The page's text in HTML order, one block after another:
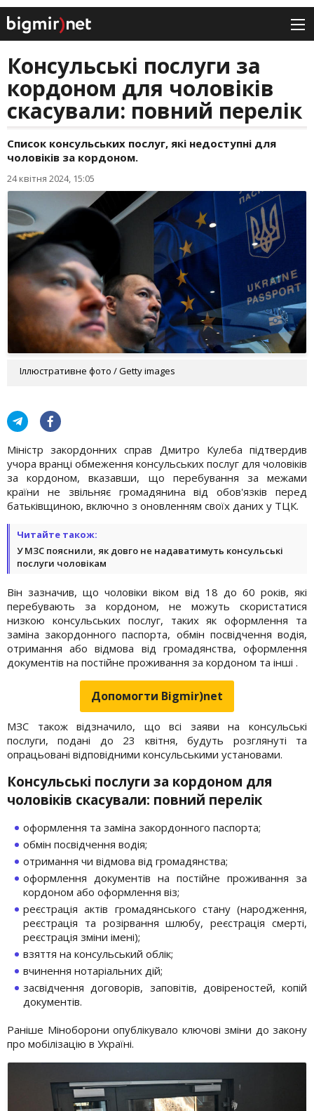
Консульські послуги за
кордоном для чоловіків
скасували: повний перелік
Список консульських послуг, які недоступні для
чоловіків за кордоном.
24 квітня 2024, 15:05
Іллюстративне фото / Getty images
Міністр закордонних справ Дмитро Кулеба підтвердив
учора вранці обмеження консульських послуг для чоловіків
за кордоном, вказавши, що перебування за межами
країни не звільняє громадянина від обов'язків перед
батьківщиною, включно з оновленням своїх даних у ТЦК.
Читайте також:
У МЗС пояснили, як довго не надаватимуть консульські
послуги чоловікам
Він зазначив, що чоловіки віком від 18 до 60 років, які
перебувають за кордоном, не можуть скористатися
низкою консульських послуг, таких як оформлення та
заміна закордонного паспорта, обмін посвідчення водія,
отримання або відмова від громадянства, оформлення
документів на постійне проживання за кордоном та інші .
Допомогти Bigmir)net
МЗС також відзначило, що всі заяви на консульські
послуги, подані до 23 квітня, будуть розглянуті та
опрацьовані відповідними консульськими установами.
Консульські послуги за кордоном для
чоловіків скасували: повний перелік
оформлення та заміна закордонного паспорта;
обмін посвідчення водія;
отримання чи відмова від громадянства;
оформлення документів на постійне проживання за
кордоном або оформлення віз;
реєстрація актів громадянського стану (народження,
реєстрація та розірвання шлюбу, реєстрація смерті,
реєстрація зміни імені);
взяття на консульський облік;
вчинення нотаріальних дій;
засвідчення договорів, заповітів, довіреностей, копій
документів.
Раніше Міноборони опублікувало ключові зміни до закону
про мобілізацію в Україні.